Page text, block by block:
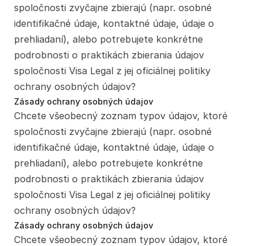
spoločnosti zvyčajne zbierajú (napr. osobné
identifikačné údaje, kontaktné údaje, údaje o
prehliadaní), alebo potrebujete konkrétne
podrobnosti o praktikách zbierania údajov
spoločnosti Visa Legal z jej oficiálnej politiky
ochrany osobných údajov?
Zásady ochrany osobných údajov
Chcete všeobecný zoznam typov údajov, ktoré
spoločnosti zvyčajne zbierajú (napr. osobné
identifikačné údaje, kontaktné údaje, údaje o
prehliadaní), alebo potrebujete konkrétne
podrobnosti o praktikách zbierania údajov
spoločnosti Visa Legal z jej oficiálnej politiky
ochrany osobných údajov?
Zásady ochrany osobných údajov
Chcete všeobecný zoznam typov údajov, ktoré